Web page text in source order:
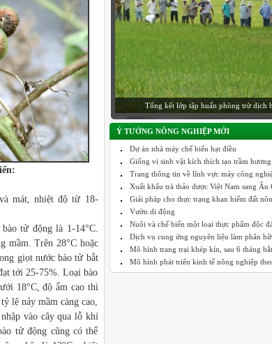
mát, nhiệt độ từ 18-
tử động là 1-14°C.
mầm. Trên 28°C hoặc
giọt nước bào tử bắt
tới 25-75%. Loại bào
18°C, độ ẩm cao thì
lệ nảy mầm càng cao,
vào cây qua lỗ khí
tử động cũng có thể
CPC hậu trường làm phim quảng cáo
Ý TƯỞNG NÔNG NGHIỆP MỚI
Dự án nhà máy chế biến hạt điều
Giống vi sinh vật kích thích tạo trầm hương
Trang thông tin về lĩnh vực máy công
Xuất khẩu trà thảo dược Việt Nam sang Âu
Giải pháp cho thực trạng khan hiếm đất
Vườn di động
Nuôi và chế biến một loại thực phẩm độc
Dịch vụ cung ứng nguyên liệu làm phân
Mô hình trang trại khép kín, sau 6 tháng bắt
Mô hình phát triển kinh tế nông nghiệp